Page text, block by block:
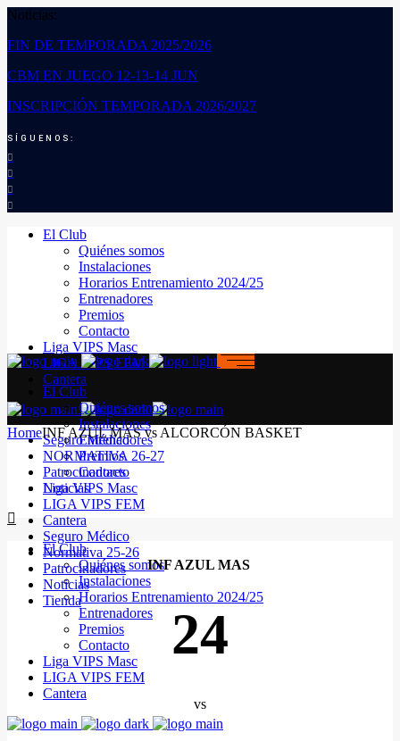
Noticias:
FIN DE TEMPORADA 2025/2026
CBM EN JUEGO 12-13-14 JUN
INSCRIPCIÓN TEMPORADA 2026/2027
SÍGUENOS:
El Club
Quiénes somos
Instalaciones
Horarios Entrenamiento 2024/25
Entrenadores
Premios
Contacto
Liga VIPS Masc
LIGA VIPS FEM
Cantera
Seguro Médico
NORMATIVA 26-27
Patrocinadores
Noticias
El Club
Quiénes somos
Instalaciones
Horarios Entrenamiento 2024/25
Entrenadores
Premios
Contacto
Liga VIPS Masc
LIGA VIPS FEM
Cantera
El Club
Quiénes somos
Instalaciones
Entrenadores
Premios
Contacto
Liga VIPS Masc
LIGA VIPS FEM
Cantera
Seguro Médico
Normativa 25-26
Patrocinadores
Noticias
Tienda
HomeINF AZUL MAS vs ALCORCÓN BASKET
INF AZUL MAS
24
vs